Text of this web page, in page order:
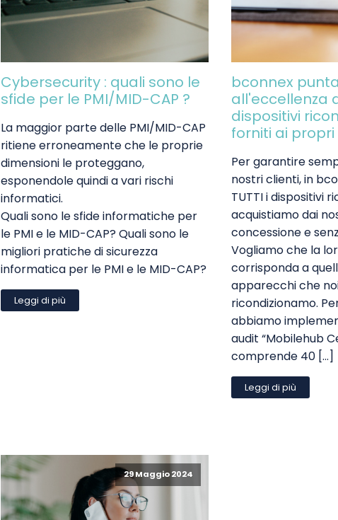
Cybersecurity : quali sono le
sfide per le PMI/MID-CAP ?
La maggior parte delle PMI/MID-CAP
ritiene erroneamente che le proprie
dimensioni le proteggano,
esponendole quindi a vari rischi
informatici.
Quali sono le sfide informatiche per
le PMI e le MID-CAP? Quali sono le
migliori pratiche di sicurezza
informatica per le PMI e le MID-CAP?
Leggi di più
bconnex punta
all'eccellenza
dispositivi
forniti ai propri
Per garantire
nostri clienti, in
TUTTI i dispositivi
acquistiamo dai
concessione e
Vogliamo che la
corrisponda a
apparecchi che
ricondizionamo.
abbiamo
audit “Mobilehub
comprende 40 […]
Leggi di più
29 Maggio 2024